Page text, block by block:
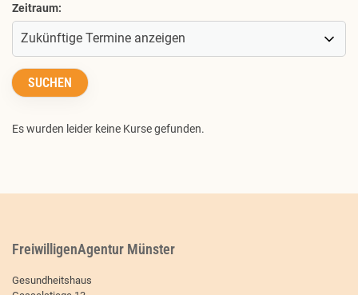
Zeitraum:
Es wurden leider keine Kurse gefunden.
FreiwilligenAgentur Münster
Gesundheitshaus